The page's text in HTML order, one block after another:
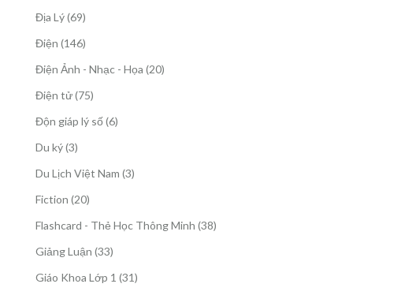
Địa Lý 6969
phẩm
Điện 146146
phẩm
Điện Ảnh - Nhạc - Họa 2020
Điện tử 7575
phẩm
Độn giáp lý số 66
Du ký 33
phẩm
Du Lịch Việt Nam 33
Fiction 2020
Flashcard - Thẻ Học Thông Minh 3838
Giảng Luận 3333
phẩm
Giáo Khoa Lớp 1 3131